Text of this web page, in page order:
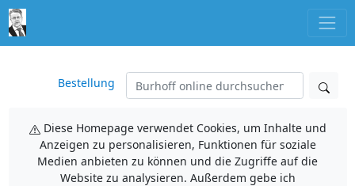
Bestellung
Diese Homepage verwendet Cookies, um Inhalte und
Anzeigen zu personalisieren, Funktionen für soziale
Medien anbieten zu können und die Zugriffe auf die
Website zu analysieren. Außerdem gebe ich